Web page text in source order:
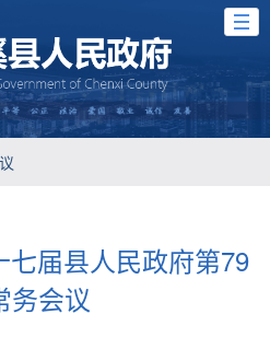
届县人民政府第79
务会议